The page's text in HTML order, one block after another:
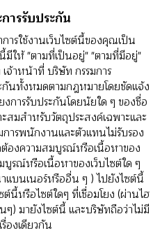
ารรับประกัน
ารใช้งานเว็บไซต์นี้ของคุณเป็น
มีให้ "ตามที่เป็นอยู่" "ตามที่มีอยู่"
าหน้าที่ บริษัท กรรมการ
นทั้งหมดตามกฎหมายโดยชัดแจ้ง
การรับประกันโดยนัยใด ๆ ของชื่อ
สมสําหรับวัตถุประสงค์เฉพาะและ
การพนักงานและตัวแทนไม่รับรอง
องความสมบูรณ์หรือเนื้อหาของ
รณ์หรือเนื้อหาของเว็บไซต์ใด ๆ
แบนเนอร์หรืออื่น ๆ ) ไปยังไซต์นี้
นี้หรือไซต์ใดๆ ที่เชื่อมโยง (ผ่านไฮ
) มายังไซต์นี้ และบริษัทถือว่าไม่มี
องเดียวกัน